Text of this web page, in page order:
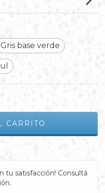
Gris base verde
tu satisfacción! Consultá